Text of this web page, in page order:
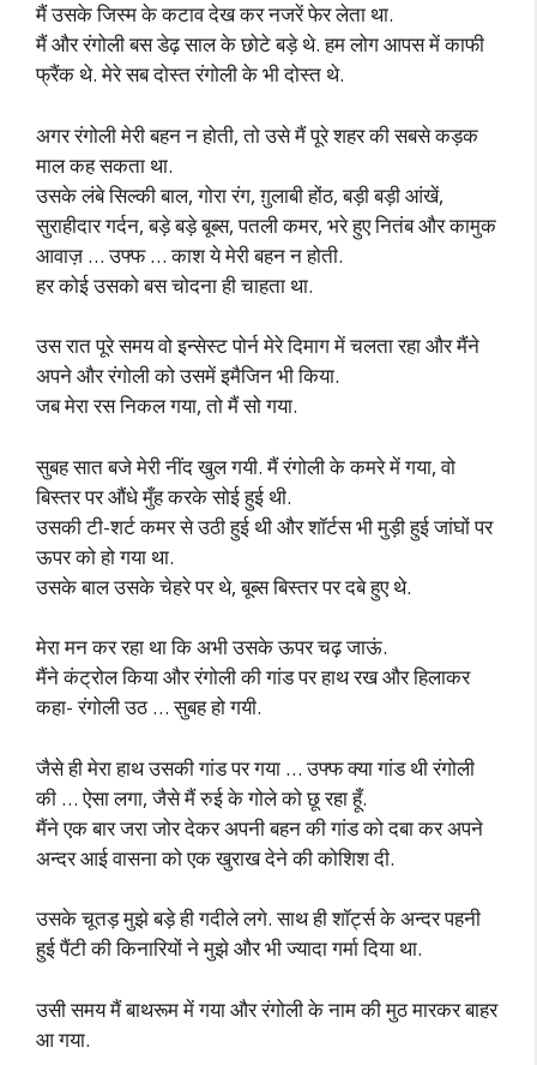
मैं उसके जिस्म के कटाव देख कर नजरें फेर लेता था.
मैं और रंगोली बस डेढ़ साल के छोटे बड़े थे. हम लोग आपस में काफी
फ्रैंक थे. मेरे सब दोस्त रंगोली के भी दोस्त थे.
अगर रंगोली मेरी बहन न होती, तो उसे मैं पूरे शहर की सबसे कड़क
माल कह सकता था.
उसके लंबे सिल्की बाल, गोरा रंग, ग़ुलाबी होंठ, बड़ी बड़ी आंखें,
सुराहीदार गर्दन, बड़े बड़े बूब्स, पतली कमर, भरे हुए नितंब और कामुक
आवाज़ … उफ्फ … काश ये मेरी बहन न होती.
हर कोई उसको बस चोदना ही चाहता था.
उस रात पूरे समय वो इन्सेस्ट पोर्न मेरे दिमाग में चलता रहा और मैंने
अपने और रंगोली को उसमें इमैजिन भी किया.
जब मेरा रस निकल गया, तो मैं सो गया.
सुबह सात बजे मेरी नींद खुल गयी. मैं रंगोली के कमरे में गया, वो
बिस्तर पर औंधे मुँह करके सोई हुई थी.
उसकी टी-शर्ट कमर से उठी हुई थी और शॉर्टस भी मुड़ी हुई जांघों पर
ऊपर को हो गया था.
उसके बाल उसके चेहरे पर थे, बूब्स बिस्तर पर दबे हुए थे.
मेरा मन कर रहा था कि अभी उसके ऊपर चढ़ जाऊं.
मैंने कंट्रोल किया और रंगोली की गांड पर हाथ रख और हिलाकर
कहा- रंगोली उठ … सुबह हो गयी.
जैसे ही मेरा हाथ उसकी गांड पर गया … उफ्फ क्या गांड थी रंगोली
की … ऐसा लगा, जैसे मैं रुई के गोले को छू रहा हूँ.
मैंने एक बार जरा जोर देकर अपनी बहन की गांड को दबा कर अपने
अन्दर आई वासना को एक खुराख देने की कोशिश दी.
उसके चूतड़ मुझे बड़े ही गदीले लगे. साथ ही शॉर्ट्स के अन्दर पहनी
हुई पैंटी की किनारियों ने मुझे और भी ज्यादा गर्मा दिया था.
उसी समय मैं बाथरूम में गया और रंगोली के नाम की मुठ मारकर बाहर
आ गया.